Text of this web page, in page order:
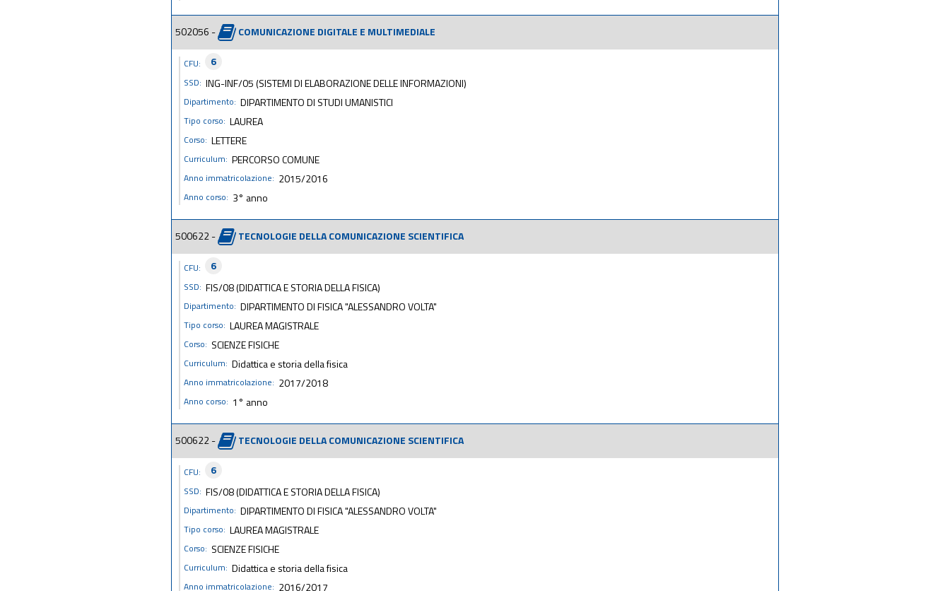
502056 - COMUNICAZIONE DIGITALE E MULTIMEDIALE
CFU: 6
SSD: ING-INF/05 (SISTEMI DI ELABORAZIONE DELLE INFORMAZIONI)
Dipartimento: DIPARTIMENTO DI STUDI UMANISTICI
Tipo corso: LAUREA
Corso: LETTERE
Curriculum: PERCORSO COMUNE
Anno immatricolazione: 2015/2016
Anno corso: 3° anno
500622 - TECNOLOGIE DELLA COMUNICAZIONE SCIENTIFICA
CFU: 6
SSD: FIS/08 (DIDATTICA E STORIA DELLA FISICA)
Dipartimento: DIPARTIMENTO DI FISICA "ALESSANDRO VOLTA"
Tipo corso: LAUREA MAGISTRALE
Corso: SCIENZE FISICHE
Curriculum: Didattica e storia della fisica
Anno immatricolazione: 2017/2018
Anno corso: 1° anno
500622 - TECNOLOGIE DELLA COMUNICAZIONE SCIENTIFICA
CFU: 6
SSD: FIS/08 (DIDATTICA E STORIA DELLA FISICA)
Dipartimento: DIPARTIMENTO DI FISICA "ALESSANDRO VOLTA"
Tipo corso: LAUREA MAGISTRALE
Corso: SCIENZE FISICHE
Curriculum: Didattica e storia della fisica
Anno immatricolazione: 2016/2017